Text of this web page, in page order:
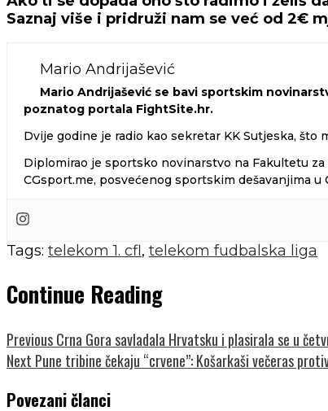
Saznaj više i pridruži nam se već od 2€
Mario Andrijašević
Mario Andrijašević se bavi sportskim
poznatog portala FightSite.hr.
Dvije godine je radio kao sekretar KK Sutjeska,
Diplomirao je sportsko novinarstvo na Fakultetu
CGsport.me, posvećenog sportskim dešavanjima u
Tags: telekom 1. cfl, telekom fudbalska liga
Continue Reading
PreviousCrna Gora savladala Hrvatsku i plasirala se u
Next Pune tribine čekaju “crvene”: Košarkaši večeras
Povezani članci